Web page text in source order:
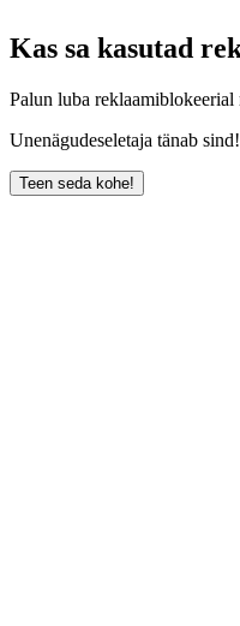
Kas sa kasutad
Palun luba
Unenägudeseletaja tänab sind!
Teen seda kohe!